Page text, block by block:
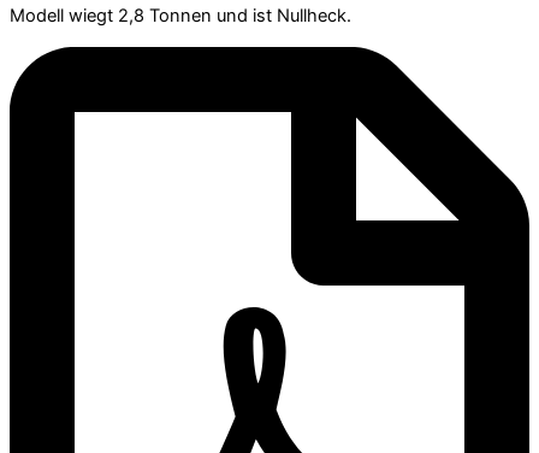
Modell wiegt 2,8 Tonnen und ist Nullheck.